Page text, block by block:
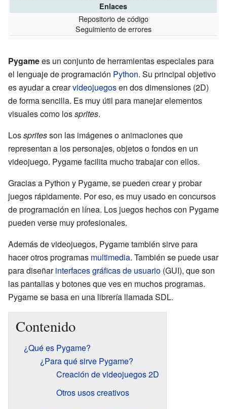
Enlaces
Repositorio de código
Seguimiento de errores
Pygamees un conjunto de herramientas especiales para
el lenguaje de programación Python. Su principal objetivo
es ayudar a crearvideojuegosen dos dimensiones (2D)
de forma sencilla. Es muy útil para manejar elementos
visuales como lossprites.
Losspritesson las imágenes o animaciones que
representan a los personajes, objetos o fondos en un
videojuego. Pygame facilita mucho trabajar con ellos.
Gracias a Python y Pygame, se pueden crear y probar
juegos rápidamente. Por eso, es muy usado en concursos
de programación en línea. Los juegos hechos con Pygame
pueden verse muy profesionales.
Además de videojuegos, Pygame también sirve para
hacer otros programas multimedia. También se puede usar
para diseñarinterfaces gráficas de usuario (GUI), que son
las pantallas y botones que ves en muchos programas.
Pygame se basa en una librería llamada SDL.
Contenido
¿Qué es Pygame?
¿Para qué sirve Pygame?
Creación de videojuegos 2D
Otros usos creativos